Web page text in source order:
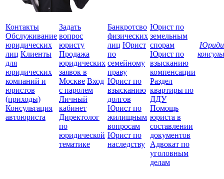
Контакты
Обслуживание
юридических
лиц Клиенты
для
юридических
компаний и
юристов
(приходы)
Консультация
автоюриста
Задать
вопрос
юристу
Продажа
юридических
заявок в
Москве Вход
с паролем
Личный
кабинет
Директолог
по
юридической
тематике
Банкротсво
физических
лиц Юрист
по
семейному
праву
Юрист по
взысканию
долгов
Юрист по
жилищным
вопросам
Юрист по
наследству
Юрист по
земельным
спорам
Юрист по
взысканию
компенсации
Раздел
квартиры по
ДДУ
Помощь
юриста в
составлении
документов
Адвокат по
уголовным
делам